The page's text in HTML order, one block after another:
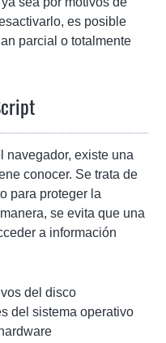
es posible
parcial o totalmente
navegador, existe una
conocer. Se trata de
para proteger la
se evita que una
a información
del disco
del sistema operativo